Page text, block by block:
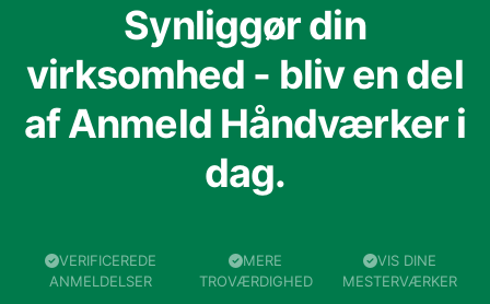
Synliggør din
virksomhed - bliv en del
af Anmeld Håndværker i
dag.
VERIFICEREDE
ANMELDELSER
MERE
TROVÆRDIGHED
VIS DINE
MESTERVÆRKER